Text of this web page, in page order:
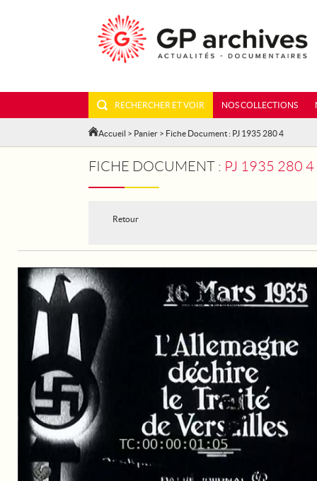
RECHERCHER ET VOIR NOS COLLECTIONS
Accueil > Panier > Fiche Document : PJ 1935 280 4
FICHE DOCUMENT : PJ 1935 280 4
Retour